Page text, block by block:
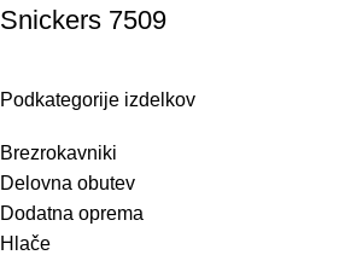
Podkategorije izdelkov
Brezrokavniki
Delovna obutev
Dodatna oprema
Hlače
Snickers 7509